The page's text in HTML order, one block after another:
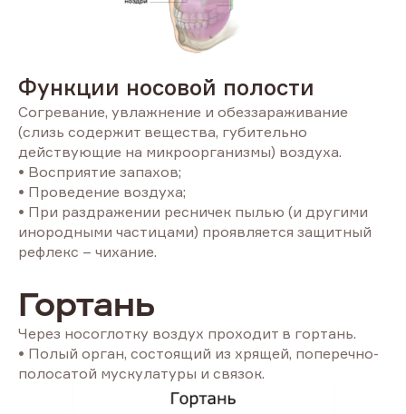
Функции носовой полости
Согревание, увлажнение и обеззараживание
(слизь содержит вещества, губительно
действующие на микроорганизмы) воздуха.
• Восприятие запахов;
• Проведение воздуха;
• При раздражении ресничек пылью (и другими
инородными частицами) проявляется защитный
рефлекс – чихание.
Гортань
Через носоглотку воздух проходит в гортань.
• Полый орган, состоящий из хрящей, поперечно-
полосатой мускулатуры и связок.